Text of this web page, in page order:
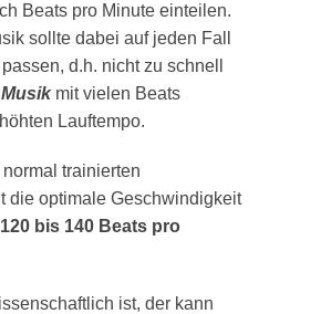
Beats pro Minute einteilen.
sollte dabei auf jeden Fall
d.h. nicht zu schnell
Musikmit vielen Beats
Lauftempo.
normal trainierten
die optimale Geschwindigkeit
120 bis 140 Beats pro
ist, der kann